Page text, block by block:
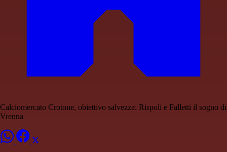
Calciomercato Crotone, obiettivo salvezza: Rispoli e Falletti il sogno di
Vrenna